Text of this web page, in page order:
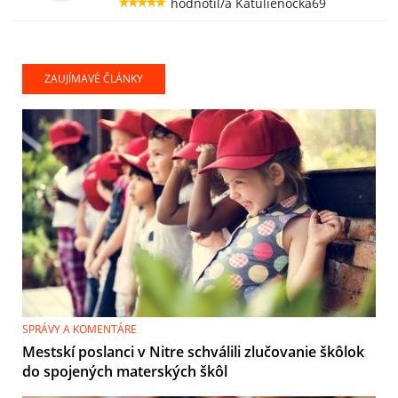
ZAUJÍMAVÉ ČLÁNKY
SPRÁVY A KOMENTÁRE
Mestskí poslanci v Nitre schválili zlučovanie škôlok
do spojených materských škôl